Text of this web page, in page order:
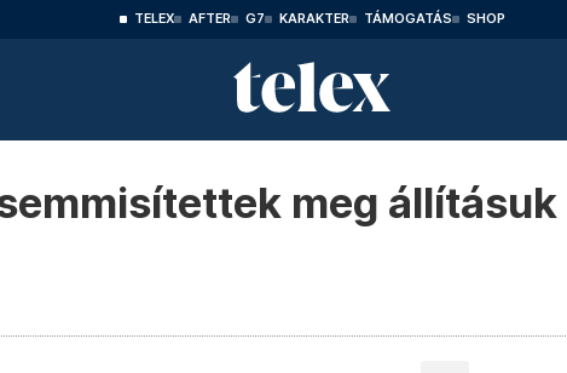
TELEX AFTER G7 KARAKTER TÁMOGATÁS SHOP
meg